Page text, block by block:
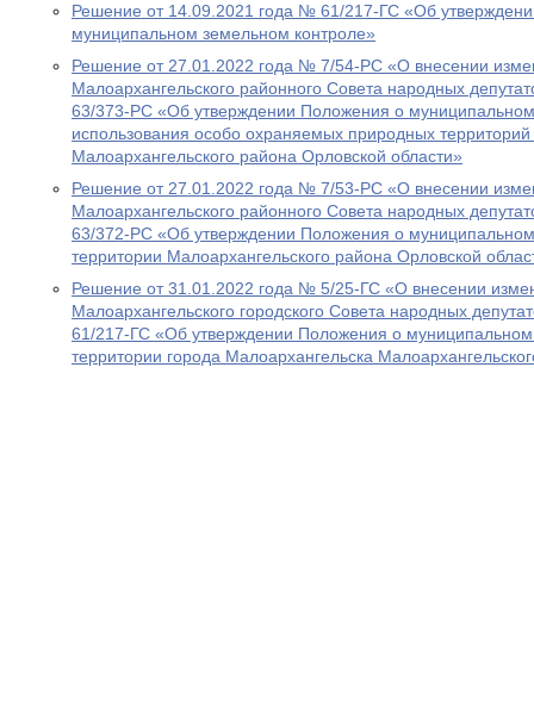
Решение от 14.09.2021 года № 61/217-ГС «Об
муниципальном земельном контроле»
Решение от 27.01.2022 года № 7/54-РС «О внесении
Малоархангельского районного Совета народных
63/373-РС «Об утверждении Положения о
использования особо охраняемых природных
Малоархангельского района Орловской области»
Решение от 27.01.2022 года № 7/53-РС «О внесении
Малоархангельского районного Совета народных
63/372-РС «Об утверждении Положения о
территории Малоархангельского района Орловской
Решение от 31.01.2022 года № 5/25-ГС «О внесении
Малоархангельского городского Совета народных
61/217-ГС «Об утверждении Положения о
территории города Малоархангельска